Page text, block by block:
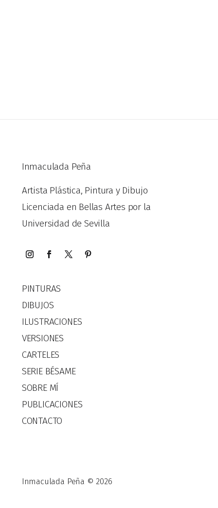
Inmaculada Peña
Artista Plástica, Pintura y Dibujo
Licenciada en Bellas Artes por la
Universidad de Sevilla
PINTURAS
DIBUJOS
ILUSTRACIONES
VERSIONES
CARTELES
SERIE BÉSAME
SOBRE MÍ
PUBLICACIONES
CONTACTO
Inmaculada Peña © 2026